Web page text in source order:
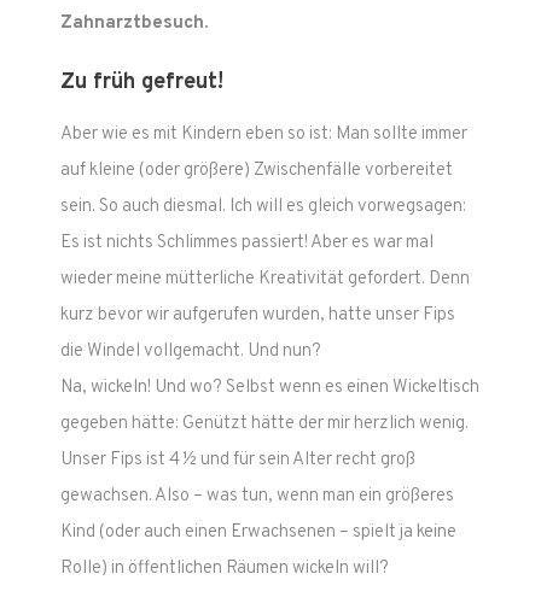
Zahnarztbesuch.
Zu früh gefreut!
Aber wie es mit Kindern eben so ist: Man sollte immer
auf kleine (oder größere) Zwischenfälle vorbereitet
sein. So auch diesmal. Ich will es gleich vorwegsagen:
Es ist nichts Schlimmes passiert! Aber es war mal
wieder meine mütterliche Kreativität gefordert. Denn
kurz bevor wir aufgerufen wurden, hatte unser Fips
die Windel vollgemacht. Und nun?
Na, wickeln! Und wo? Selbst wenn es einen Wickeltisch
gegeben hätte: Genützt hätte der mir herzlich wenig.
Unser Fips ist 4 ½ und für sein Alter recht groß
gewachsen. Also – was tun, wenn man ein größeres
Kind (oder auch einen Erwachsenen – spielt ja keine
Rolle) in öffentlichen Räumen wickeln will?